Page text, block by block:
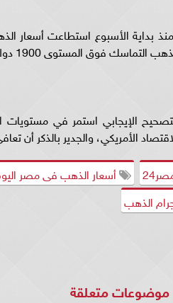
التماسك فوق المستوى 1900 دولار للأونصة مستغلا بعض التراجع في أسواق السندات.
الإيجابي استمر في
الأمريكي، والجدير بالذكر أن
أسعار الذهب فى مصر
الذهب
موضوعات متعلقة